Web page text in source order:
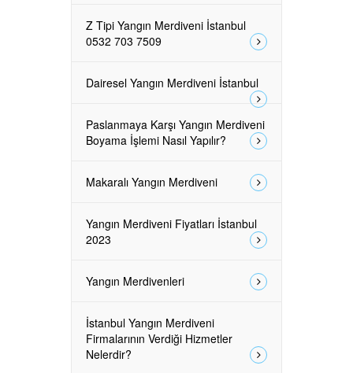
Z Tipi Yangın Merdiveni İstanbul
0532 703 7509
Dairesel Yangın Merdiveni İstanbul
Paslanmaya Karşı Yangın Merdiveni
Boyama İşlemi Nasıl Yapılır?
Makaralı Yangın Merdiveni
Yangın Merdiveni Fiyatları İstanbul
2023
Yangın Merdivenleri
İstanbul Yangın Merdiveni
Firmalarının Verdiği Hizmetler
Nelerdir?